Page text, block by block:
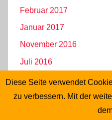
Februar 2017
Januar 2017
November 2016
Juli 2016
Juni 2016
Mai 2016
Diese Seite verwendet
zu verbessern. Mit der